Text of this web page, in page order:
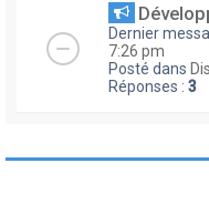
Dernier
7:26 pm
Posté dans
Réponses : 3